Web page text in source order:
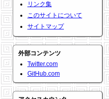
リンク集
このサイトについて
サイトマップ
外部コンテンツ
Twitter.com
GitHub.com